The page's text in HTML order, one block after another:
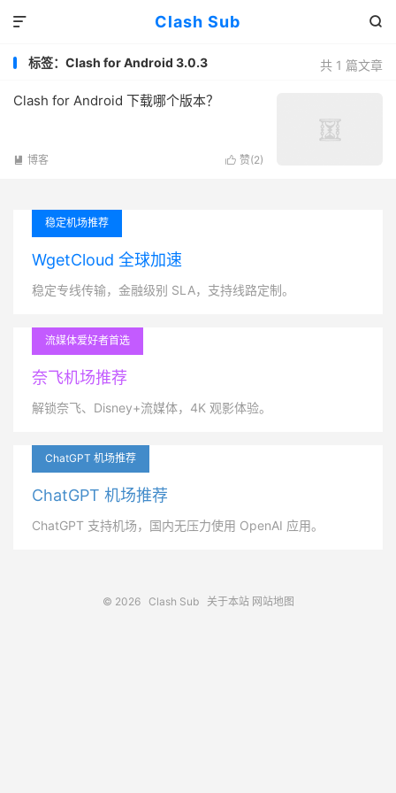
Clash Sub 

共 1 篇文章
标签：Clash for Android 3.0.3
Clash for Android 下载哪个版本？
 赞(2)
 博客
稳定机场推荐
WgetCloud 全球加速
稳定专线传输，金融级别 SLA，支持线路定制。
流媒体爱好者首选
奈飞机场推荐
解锁奈飞、Disney+流媒体，4K 观影体验。
ChatGPT 机场推荐
ChatGPT 机场推荐
ChatGPT 支持机场，国内无压力使用 OpenAI 应用。
© 2026 Clash Sub 关于本站 网站地图